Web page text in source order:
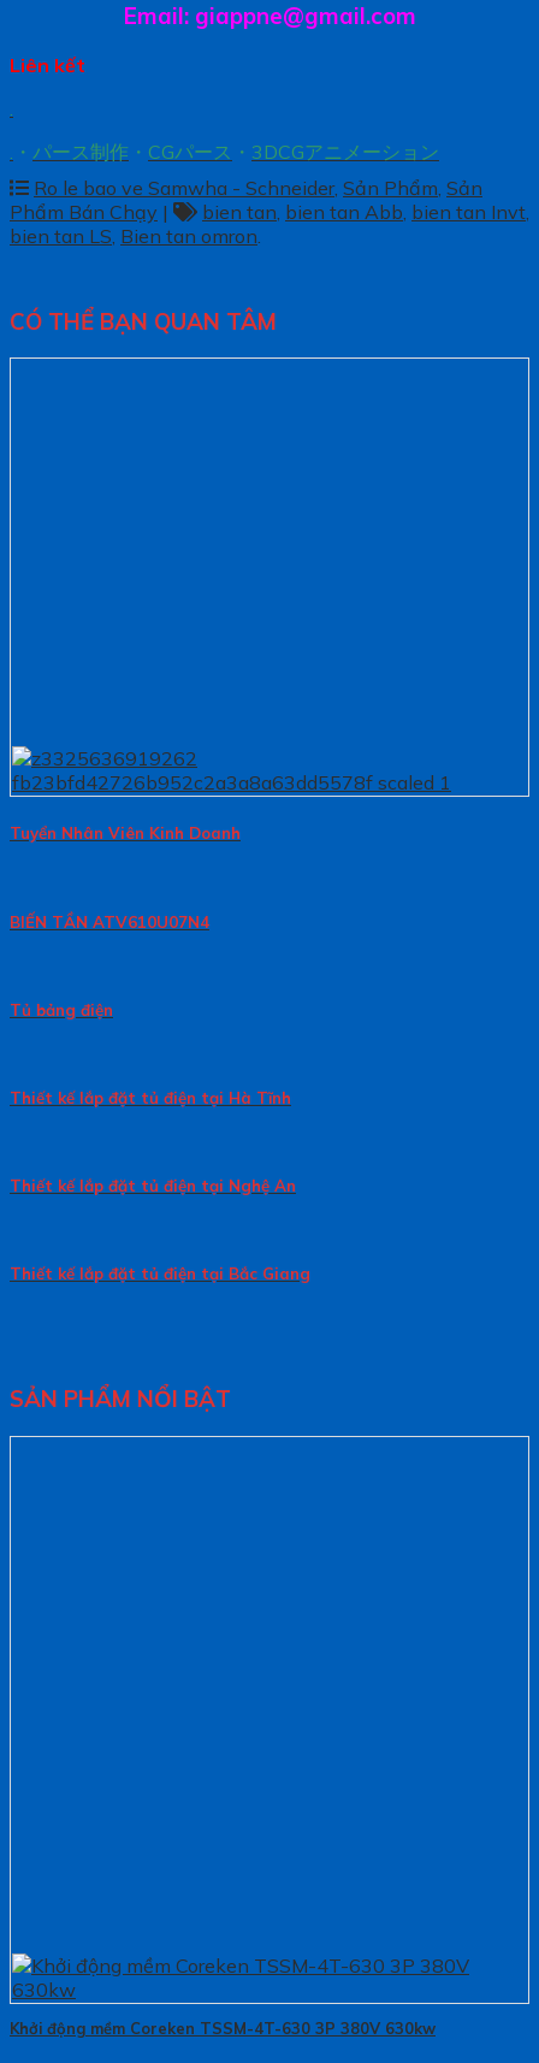
Email: giappne@gmail.com
Liên kết
・ パース制作 ・ CGパース ・ 3DCGアニメーション
Ro le bao ve Samwha - Schneider, Sản Phẩm Sản
Phẩm Bán Chạy | bien tan bien tan Abb bien tan Invt
bien tan LS Bien tan omron
CÓ THỂ BẠN QUAN TÂM
Tuyển Nhân Viên Kinh Doanh
BIẾN TẦN ATV610U07N4
Tủ bảng điện
Thiết kế lắp đặt tủ điện tại Hà Tĩnh
Thiết kế lắp đặt tủ điện tại Nghệ An
Thiết kế lắp đặt tủ điện tại Bắc Giang
SẢN PHẨM NỔI BẬT
Khởi động mềm Coreken TSSM-4T-630 3P 380V 630kw